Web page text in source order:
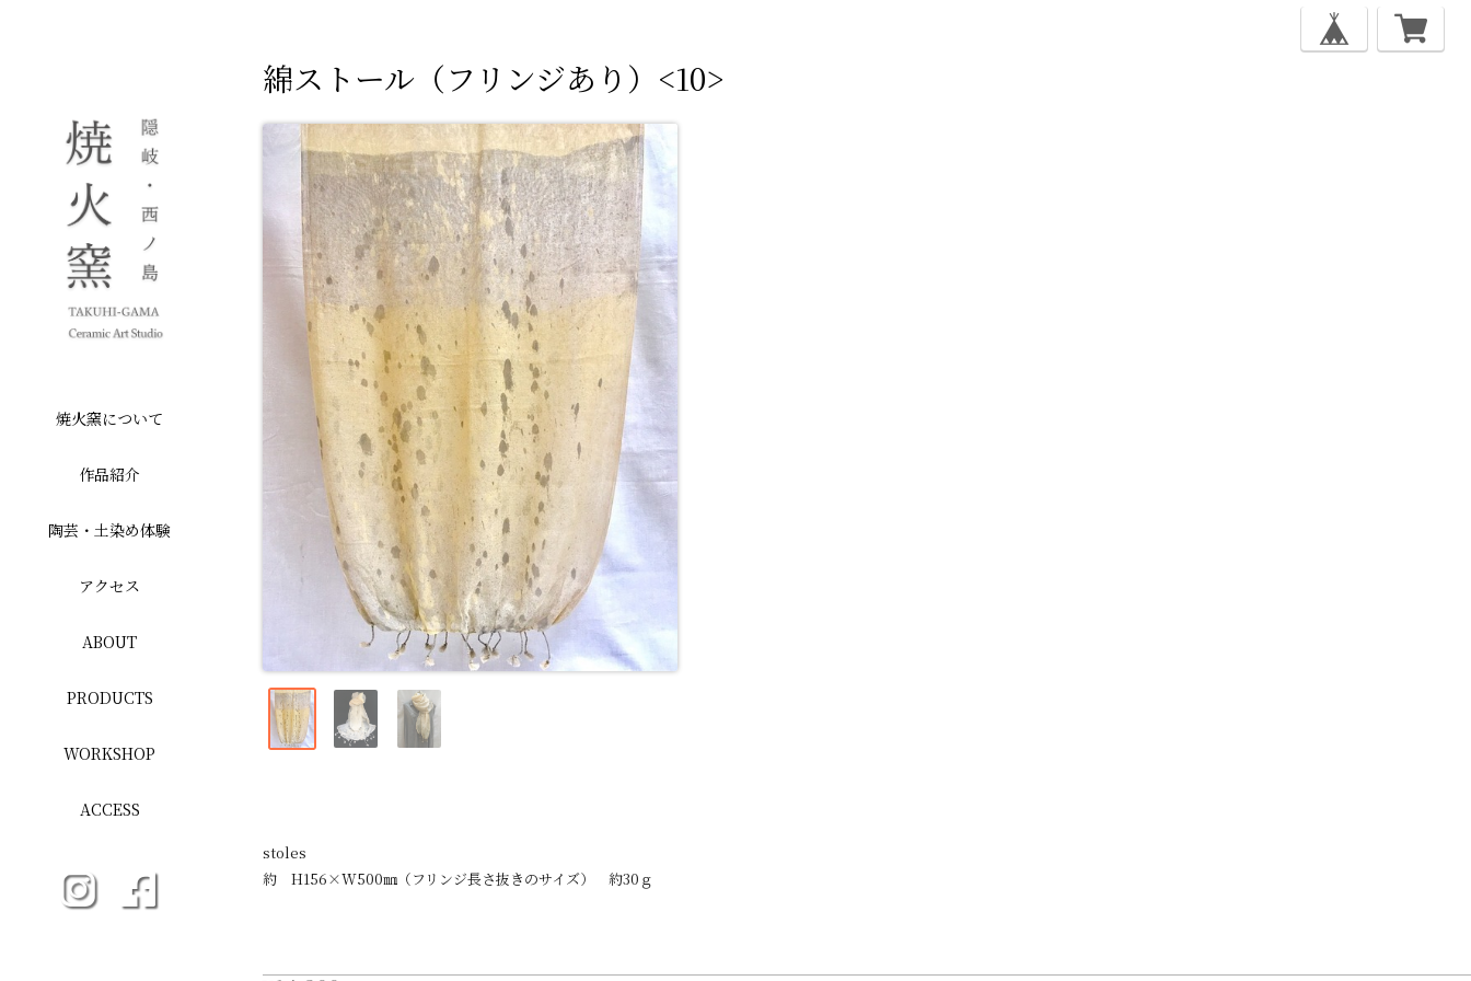
焼火窯について
作品紹介
陶芸・土染め体験
アクセス
ABOUT
PRODUCTS
WORKSHOP
ACCESS
綿ストール（フリンジあり）<10>
stoles
約 H156×W500㎜（フリンジ長さ抜きのサイズ） 約30ｇ